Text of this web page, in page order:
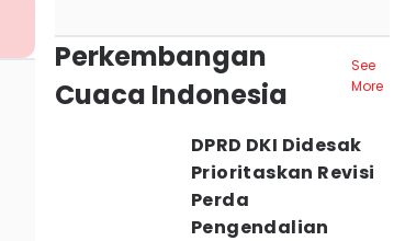
Perkembangan
Cuaca Indonesia
See
More
DPRD DKI Didesak
Prioritaskan Revisi
Perda
Pengendalian